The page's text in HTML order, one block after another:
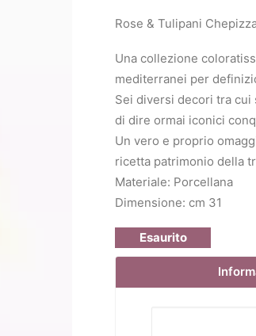
Rose & Tulipani
Una collezione
mediterranei per
Sei diversi decori tra
di dire ormai iconici
Un vero e proprio
ricetta patrimonio della
Materiale: Porcellana
Dimensione: cm 31
Esaurito